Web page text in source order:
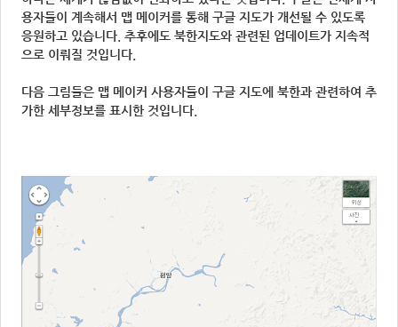
용자들이 계속해서 맵 메이커를 통해 구글 지도가 개선될 수 있도록
응원하고 있습니다. 추후에도 북한지도와 관련된 업데이트가 지속적
으로 이뤄질 것입니다.
다음 그림들은 맵 메이커 사용자들이 구글 지도에 북한과 관련하여 추
가한 세부정보를 표시한 것입니다.